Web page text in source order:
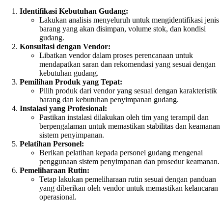
Identifikasi Kebutuhan Gudang:
Lakukan analisis menyeluruh untuk mengidentifikasi jenis
barang yang akan disimpan, volume stok, dan kondisi
gudang.
Konsultasi dengan Vendor:
Libatkan vendor dalam proses perencanaan untuk
mendapatkan saran dan rekomendasi yang sesuai dengan
kebutuhan gudang.
Pemilihan Produk yang Tepat:
Pilih produk dari vendor yang sesuai dengan karakteristik
barang dan kebutuhan penyimpanan gudang.
Instalasi yang Profesional:
Pastikan instalasi dilakukan oleh tim yang terampil dan
berpengalaman untuk memastikan stabilitas dan keamanan
sistem penyimpanan.
Pelatihan Personel:
Berikan pelatihan kepada personel gudang mengenai
penggunaan sistem penyimpanan dan prosedur keamanan.
Pemeliharaan Rutin:
Tetap lakukan pemeliharaan rutin sesuai dengan panduan
yang diberikan oleh vendor untuk memastikan kelancaran
operasional.